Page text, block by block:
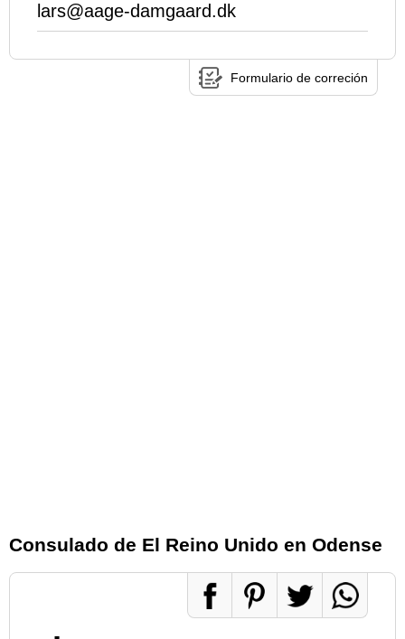
lars@aage-damgaard.dk
Formulario de correción
Consulado de El Reino Unido en Odense